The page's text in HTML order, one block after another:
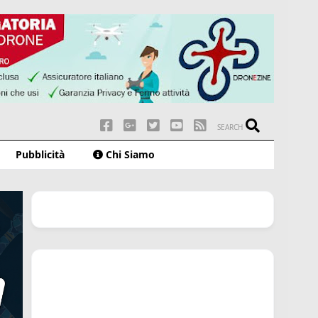
SEARCH
Pubblicità Chi Siamo